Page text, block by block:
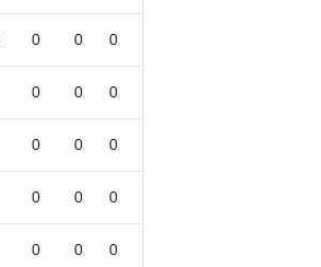
0 0 0
0 0 0
0 0 0
0 0 0
0 0 0